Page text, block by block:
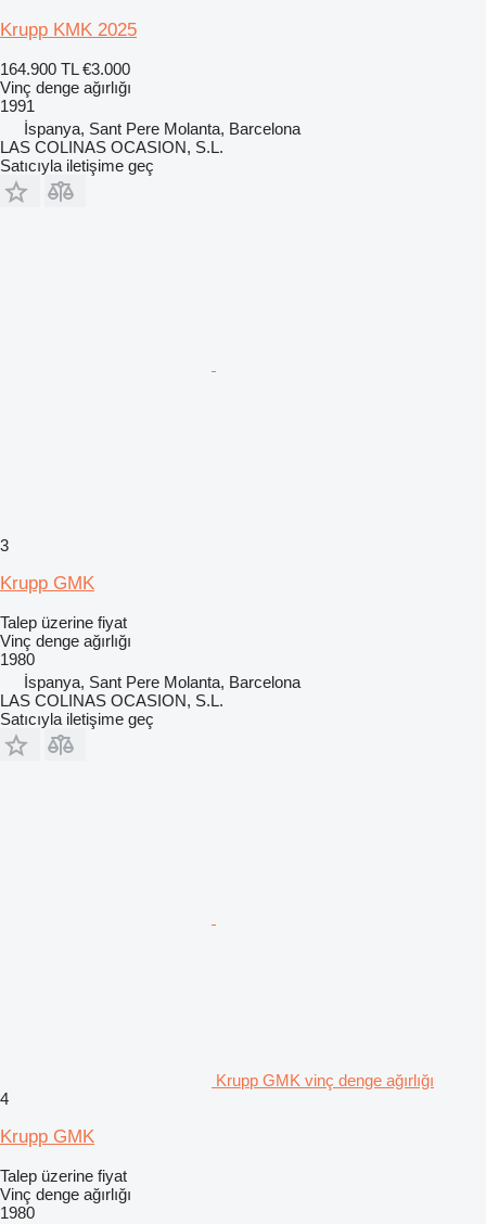
Krupp KMK 2025
164.900 TL €3.000
Vinç denge ağırlığı
1991
İspanya, Sant Pere Molanta, Barcelona
LAS COLINAS OCASION, S.L.
Satıcıyla iletişime geç
3
Krupp GMK
Talep üzerine fiyat
Vinç denge ağırlığı
1980
İspanya, Sant Pere Molanta, Barcelona
LAS COLINAS OCASION, S.L.
Satıcıyla iletişime geç
Krupp GMK vinç denge ağırlığı
4
Krupp GMK
Talep üzerine fiyat
Vinç denge ağırlığı
1980